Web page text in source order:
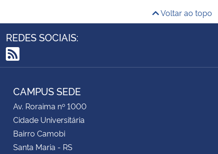
Voltar ao topo
REDES SOCIAIS:
RSS
CAMPUS SEDE
Av. Roraima nº 1000
Cidade Universitária
Bairro Camobi
Santa Maria - RS